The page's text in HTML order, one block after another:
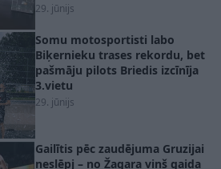
29. jūnijs
Somu motosportisti labo
Biķernieku trases rekordu, bet
pašmāju pilots Briedis izcīnīja
3.vietu
29. jūnijs
Gailītis pēc zaudējuma Gruzijai
neslēpj – no Žagara viņš gaida